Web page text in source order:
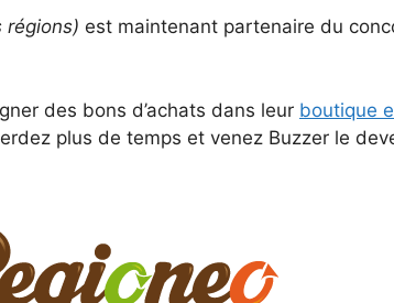
régions) est maintenant partenaire du
des bons d’achats dans leur boutique
plus de temps et venez Buzzer le